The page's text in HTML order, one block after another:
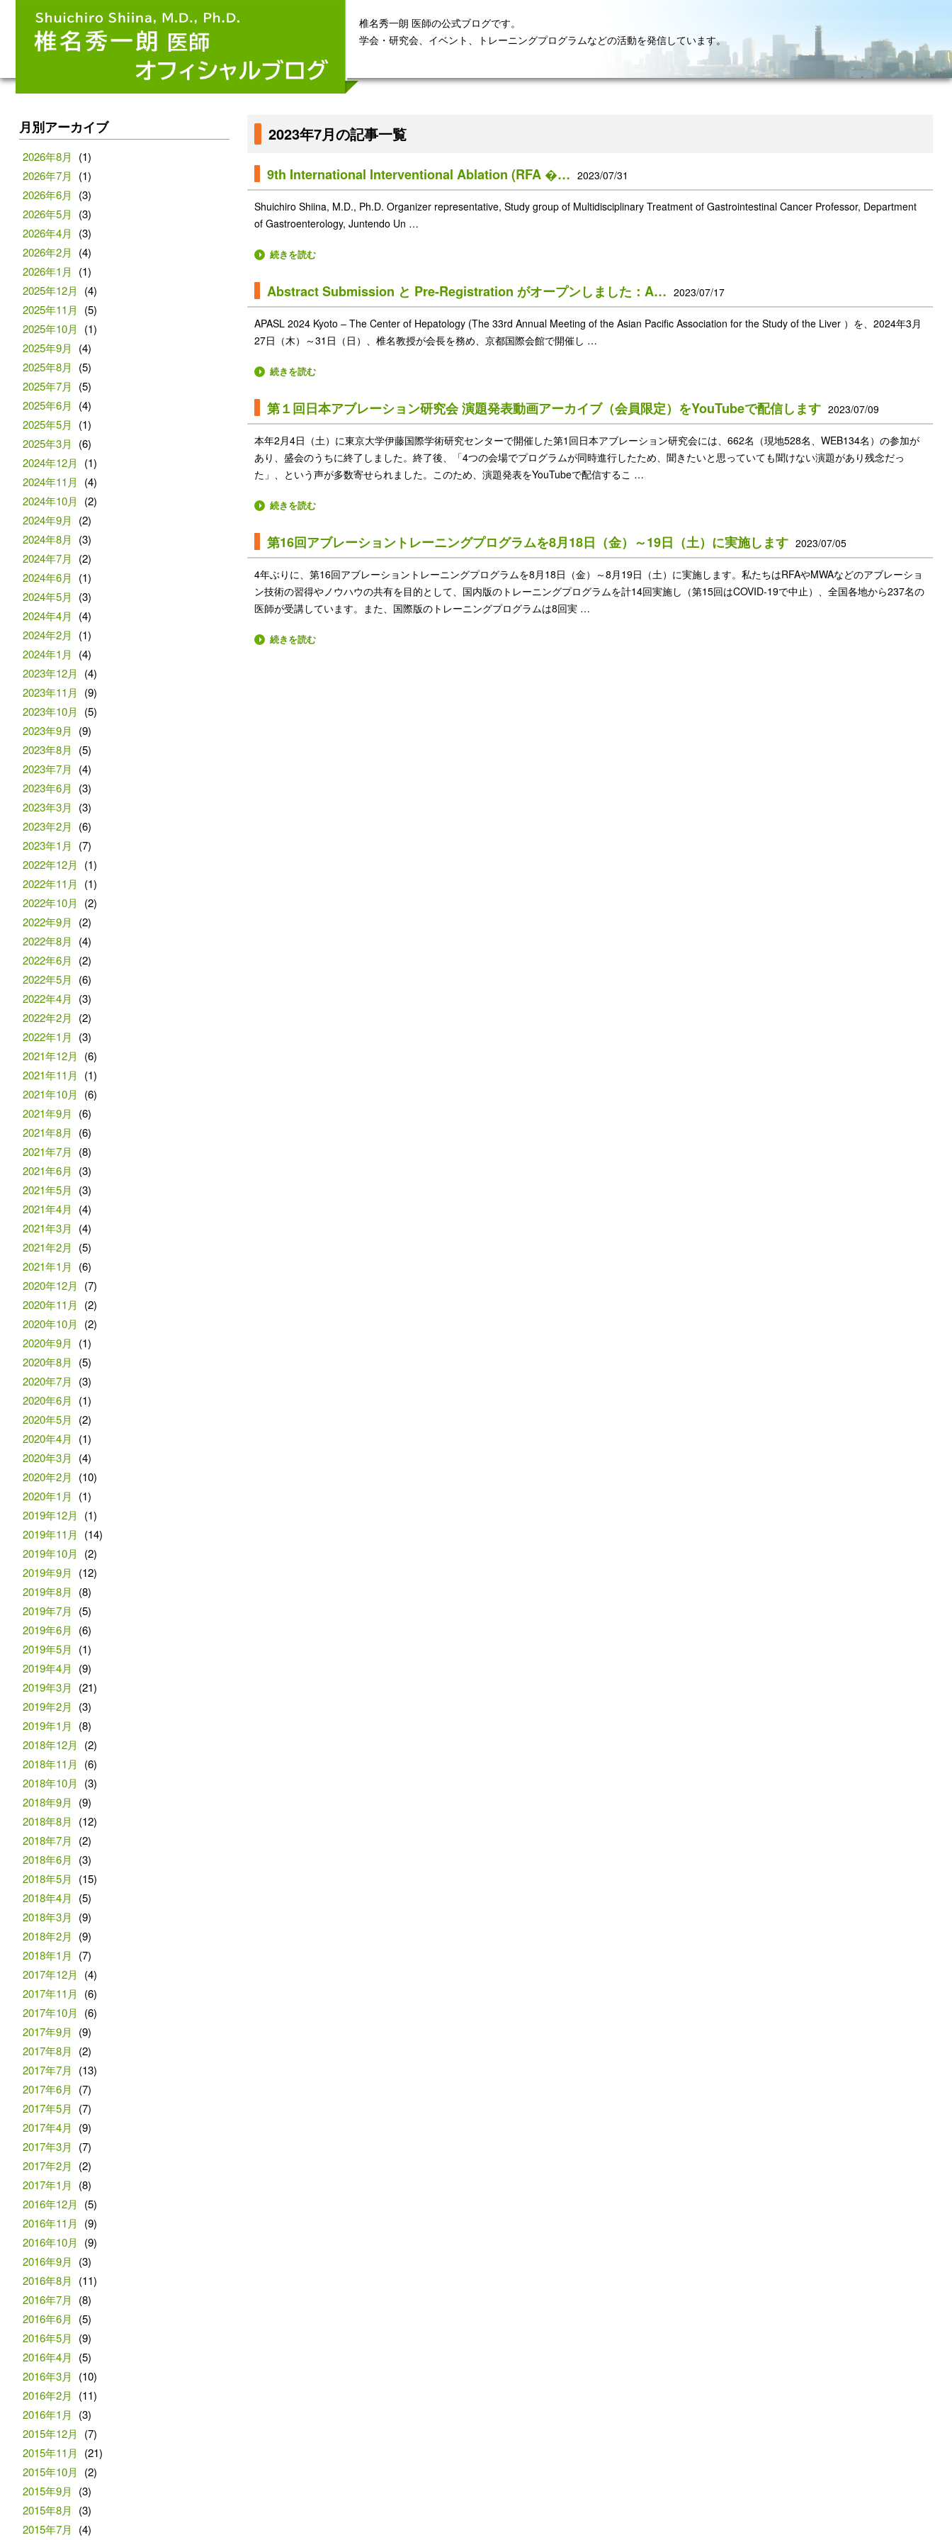
椎名秀一朗 医師の公式ブログです。
学会・研究会、イベント、トレーニングプログラムなどの活動を発信しています。
2023年7月の記事一覧
9th International Interventional Ablation (RFA �… 2023/07/31
Shuichiro Shiina, M.D., Ph.D. Organizer representative, Study group of Multidisciplinary Treatment of Gastrointestinal Cancer Professor, Department
of Gastroenterology, Juntendo Un …
続きを読む
Abstract Submission と Pre-Registration がオープンしました：A… 2023/07/17
APASL 2024 Kyoto – The Center of Hepatology (The 33rd Annual Meeting of the Asian Pacific Association for the Study of the Liver ）を、2024年3月
27日（木）～31日（日）、椎名教授が会長を務め、京都国際会館で開催し …
続きを読む
第１回日本アブレーション研究会 演題発表動画アーカイブ（会員限定）をYouTubeで配信します 2023/07/09
本年2月4日（土）に東京大学伊藤国際学術研究センターで開催した第1回日本アブレーション研究会には、662名（現地528名、WEB134名）の参加が
あり、盛会のうちに終了しました。終了後、「4つの会場でプログラムが同時進行したため、聞きたいと思っていても聞けない演題があり残念だっ
た」、という声が多数寄せられました。このため、演題発表をYouTubeで配信するこ …
続きを読む
第16回アブレーショントレーニングプログラムを8月18日（金）～19日（土）に実施します 2023/07/05
4年ぶりに、第16回アブレーショントレーニングプログラムを8月18日（金）～8月19日（土）に実施します。私たちはRFAやMWAなどのアブレーショ
ン技術の習得やノウハウの共有を目的として、国内版のトレーニングプログラムを計14回実施し（第15回はCOVID-19で中止）、全国各地から237名の
医師が受講しています。また、国際版のトレーニングプログラムは8回実 …
続きを読む
月別アーカイブ
2026年8月
(1)
2026年7月
(1)
2026年6月
(3)
2026年5月
(3)
2026年4月
(3)
2026年2月
(4)
2026年1月
(1)
2025年12月
(4)
2025年11月
(5)
2025年10月
(1)
2025年9月
(4)
2025年8月
(5)
2025年7月
(5)
2025年6月
(4)
2025年5月
(1)
2025年3月
(6)
2024年12月
(1)
2024年11月
(4)
2024年10月
(2)
2024年9月
(2)
2024年8月
(3)
2024年7月
(2)
2024年6月
(1)
2024年5月
(3)
2024年4月
(4)
2024年2月
(1)
2024年1月
(4)
2023年12月
(4)
2023年11月
(9)
2023年10月
(5)
2023年9月
(9)
2023年8月
(5)
2023年7月
(4)
2023年6月
(3)
2023年3月
(3)
2023年2月
(6)
2023年1月
(7)
2022年12月
(1)
2022年11月
(1)
2022年10月
(2)
2022年9月
(2)
2022年8月
(4)
2022年6月
(2)
2022年5月
(6)
2022年4月
(3)
2022年2月
(2)
2022年1月
(3)
2021年12月
(6)
2021年11月
(1)
2021年10月
(6)
2021年9月
(6)
2021年8月
(6)
2021年7月
(8)
2021年6月
(3)
2021年5月
(3)
2021年4月
(4)
2021年3月
(4)
2021年2月
(5)
2021年1月
(6)
2020年12月
(7)
2020年11月
(2)
2020年10月
(2)
2020年9月
(1)
2020年8月
(5)
2020年7月
(3)
2020年6月
(1)
2020年5月
(2)
2020年4月
(1)
2020年3月
(4)
2020年2月
(10)
2020年1月
(1)
2019年12月
(1)
2019年11月
(14)
2019年10月
(2)
2019年9月
(12)
2019年8月
(8)
2019年7月
(5)
2019年6月
(6)
2019年5月
(1)
2019年4月
(9)
2019年3月
(21)
2019年2月
(3)
2019年1月
(8)
2018年12月
(2)
2018年11月
(6)
2018年10月
(3)
2018年9月
(9)
2018年8月
(12)
2018年7月
(2)
2018年6月
(3)
2018年5月
(15)
2018年4月
(5)
2018年3月
(9)
2018年2月
(9)
2018年1月
(7)
2017年12月
(4)
2017年11月
(6)
2017年10月
(6)
2017年9月
(9)
2017年8月
(2)
2017年7月
(13)
2017年6月
(7)
2017年5月
(7)
2017年4月
(9)
2017年3月
(7)
2017年2月
(2)
2017年1月
(8)
2016年12月
(5)
2016年11月
(9)
2016年10月
(9)
2016年9月
(3)
2016年8月
(11)
2016年7月
(8)
2016年6月
(5)
2016年5月
(9)
2016年4月
(5)
2016年3月
(10)
2016年2月
(11)
2016年1月
(3)
2015年12月
(7)
2015年11月
(21)
2015年10月
(2)
2015年9月
(3)
2015年8月
(3)
2015年7月
(4)